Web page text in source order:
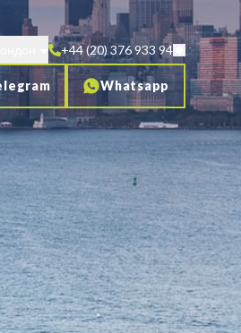
+44 (20) 376 933 94
Whatsapp